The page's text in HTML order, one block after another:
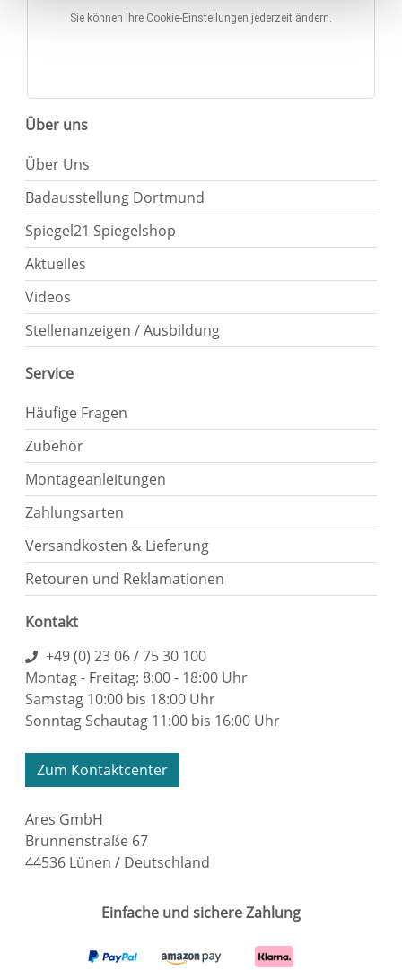
den Widerruf der Einwilligung wird die vorherige
Sie können Ihre Cookie-Einstellungen jederzeit ändern.
Über uns
Über Uns
Badausstellung Dortmund
Spiegel21 Spiegelshop
Aktuelles
Videos
Stellenanzeigen / Ausbildung
Service
Häufige Fragen
Zubehör
Montageanleitungen
Zahlungsarten
Versandkosten & Lieferung
Retouren und Reklamationen
Kontakt
+49 (0) 23 06 / 75 30 100
Montag - Freitag: 8:00 - 18:00 Uhr
Samstag 10:00 bis 18:00 Uhr
Sonntag Schautag 11:00 bis 16:00 Uhr
Zum Kontaktcenter
Ares GmbH
Brunnenstraße 67
44536 Lünen / Deutschland
Einfache und sichere Zahlung